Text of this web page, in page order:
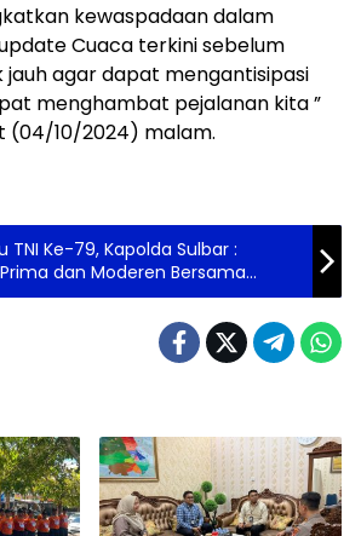
kewaspadaan dalam
Cuaca terkini sebelum
agar dapat mengantisipasi
menghambat pejalanan kita ”
(04/10/2024) malam.
TNI Ke-79, Kapolda Sulbar :
dan Moderen Bersama